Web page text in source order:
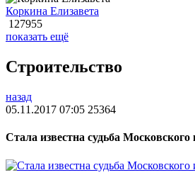
Коркина Елизавета
127955
показать ещё
Строительство
назад
05.11.2017 07:05 25364
Стала известна судьба Московского